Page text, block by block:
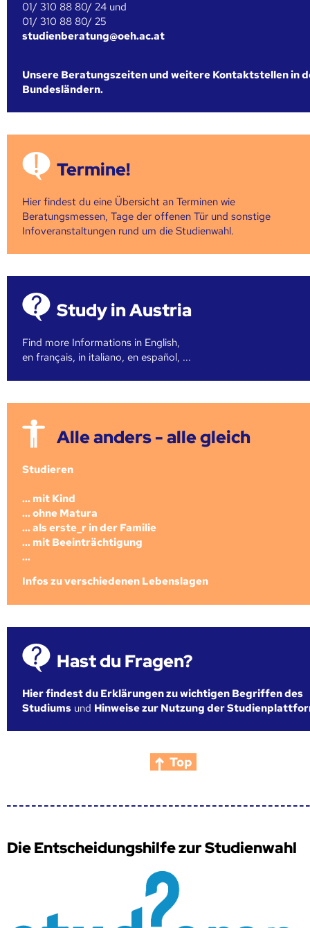
01/ 310 88 80/ 24 und
01/ 310 88 80/ 25
studienberatung@oeh.ac.at
Unsere Beratungszeiten und weitere Kontaktstellen in
Bundesländern.
Termine!
Hier findest du eine Übersicht an Terminen wie
Beratungsmessen, Tage der offenen Tür und sonstige
Infoveranstaltungen rund um die Studienwahl.
Study in Austria
Find more Informations in English,
en français, in italiano, en español, ...
Alle anders - alle gleich
Studieren
... mit Kind
... ohne Matura
... als erste_r in der Familie
... mit Beeinträchtigung
...
Infos zu verschiedenen Lebenslagen
Hast du Fragen?
Hier findest du Erklärungen zu wichtigen Begriffen des
Studiums und Hinweise zur Nutzung der
Top
Die Entscheidungshilfe zur Studienwahl